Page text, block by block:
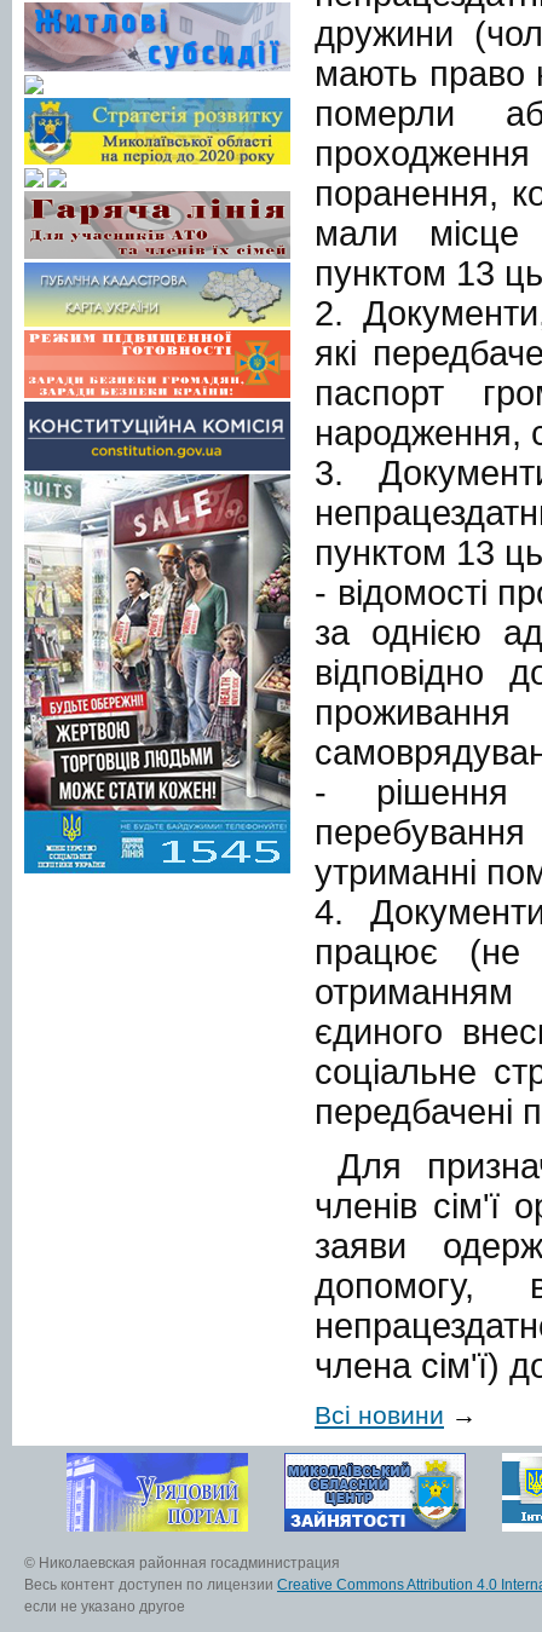
дружини
мають право
померли
поранення,
мали місце
пунктом 13
2.
які
паспорт
народження,
3.
пунктом 13
- відомості
за однією
відповідно
проживання
- рішення
утриманні
4.
працює (не
єдиного
соціальне
передбачені
Для
членів сім'ї
заяви
допомогу,
члена сім'ї)
Всі новини →
© Николаевская районная госадминистрация
Весь контент доступен по лицензии Creative Commons Attribution 4.0
если не указано другое